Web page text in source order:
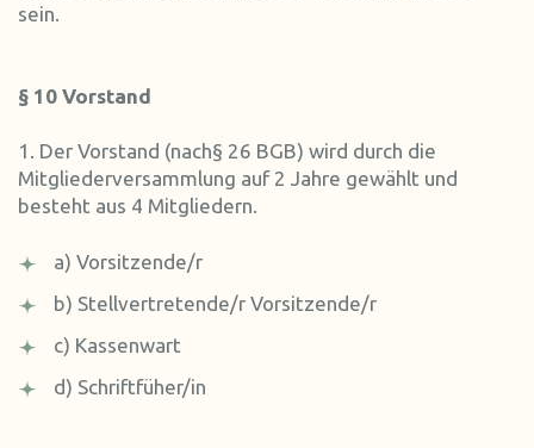
sein.
§ 10 Vorstand
1. Der Vorstand (nach§ 26 BGB) wird durch die
Mitgliederversammlung auf 2 Jahre gewählt und
besteht aus 4 Mitgliedern.
a) Vorsitzende/r
b) Stellvertretende/r Vorsitzende/r
c) Kassenwart
d) Schriftfüher/in